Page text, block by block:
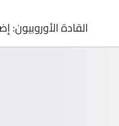
القادة